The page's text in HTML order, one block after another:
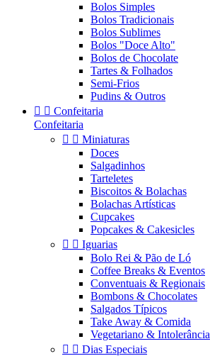
Bolos Simples
Bolos Tradicionais
Bolos Sublimes
Bolos "Doce Alto"
Bolos de Chocolate
Tartes & Folhados
Semi-Frios
Pudins & Outros
  Confeitaria
Confeitaria
  Miniaturas
Doces
Salgadinhos
Tarteletes
Biscoitos & Bolachas
Bolachas Artísticas
Cupcakes
Popcakes & Cakesicles
  Iguarias
Bolo Rei & Pão de Ló
Coffee Breaks & Eventos
Conventuais & Regionais
Bombons & Chocolates
Salgados Típicos
Take Away & Comida
Vegetariano & Intolerância
  Dias Especiais